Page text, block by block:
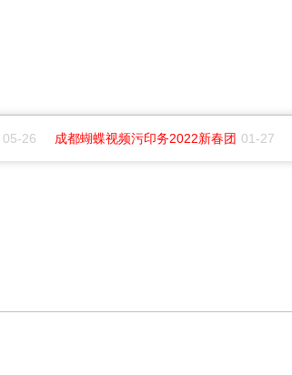
26 成都蝴蝶视频污印务2022新春团 01-27